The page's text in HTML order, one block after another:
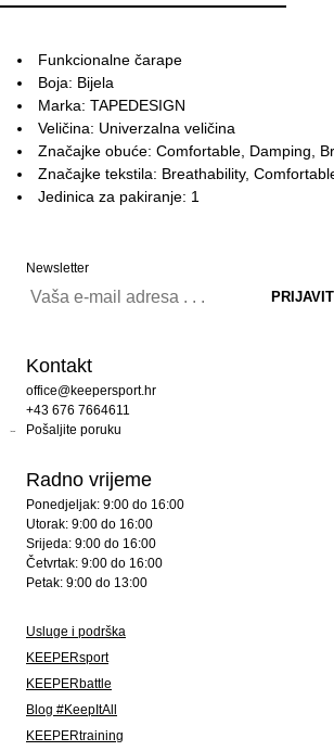
Funkcionalne čarape
Boja: Bijela
Marka: TAPEDESIGN
Veličina: Univerzalna veličina
Značajke obuće: Comfortable, Damping,
Značajke tekstila: Breathability,
Jedinica za pakiranje: 1
Newsletter
Kontakt
office@keepersport.hr
+43 676 7664611
Pošaljite poruku
Radno vrijeme
Ponedjeljak: 9:00 do 16:00
Utorak: 9:00 do 16:00
Srijeda: 9:00 do 16:00
Četvrtak: 9:00 do 16:00
Petak: 9:00 do 13:00
Usluge i podrška
KEEPERsport
KEEPERbattle
Blog #KeepItAll
KEEPERtraining